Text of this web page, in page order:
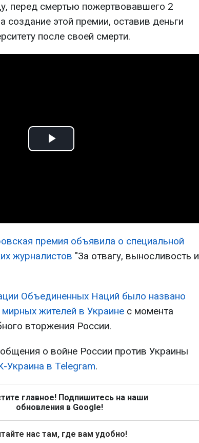
перед смертью пожертвовавшего 2
создание этой премии, оставив деньги
после своей смерти.
Play
премия объявила о специальной
журналистов "За отвагу, выносливость и
Объединенных Наций было названо
жителей в Украине с момента
вторжения России.
о войне России против Украины
Украина в Telegram.
главное! Подпишитесь на наши
обновления в Google!
нас там, где вам удобно!